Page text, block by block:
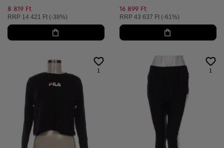
8 819 Ft
Ajánlott ár:
RRP 14 421 Ft (-38%)
16 899 Ft
Ajánlott ár:
RRP 43 637 Ft (-61%)
1 1